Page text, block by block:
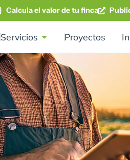
Calcula el valor de tu finca
Servicios Proyectos